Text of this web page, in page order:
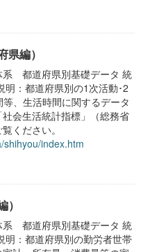
県編）
系 都道府県別基礎データ 統
：都道府県別の1次活動･2
、生活時間に関するデータ
会生活統計指標」（総務省
ください。
shihyou/index.htm
系 都道府県別基礎データ 統
明：都道府県別の勤労者世帯